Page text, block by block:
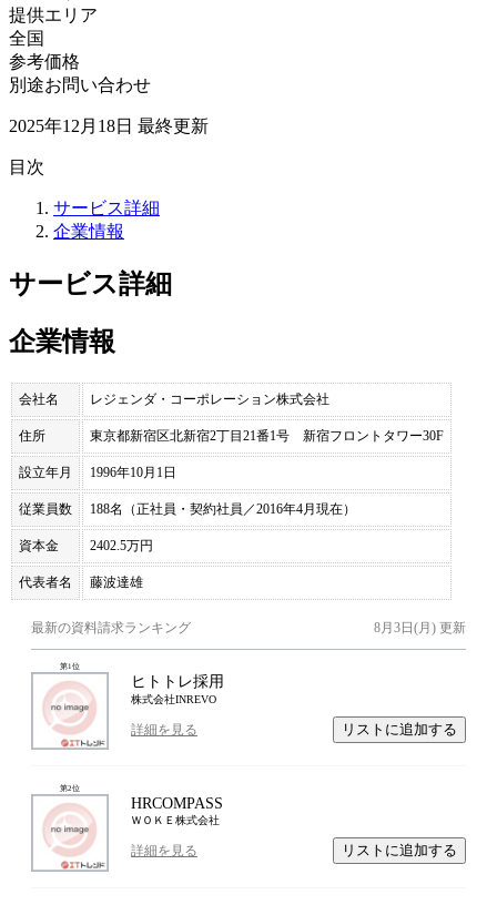
提供エリア
全国
参考価格
別途お問い合わせ
2025年12月18日 最終更新
目次
サービス詳細
企業情報
サービス詳細
企業情報
会社名 レジェンダ・コーポレーション株式会社
住所 東京都新宿区北新宿2丁目21番1号 新宿フロントタワー30F
設立年月 1996年10月1日
従業員数 188名（正社員・契約社員／2016年4月現在）
資本金 2402.5万円
代表者名 藤波達雄
最新の資料請求ランキング 8月3日(月) 更新
第1位
ヒトトレ採用
株式会社INREVO
詳細を見る リストに追加する
第2位
HRCOMPASS
ＷＯＫＥ株式会社
詳細を見る リストに追加する